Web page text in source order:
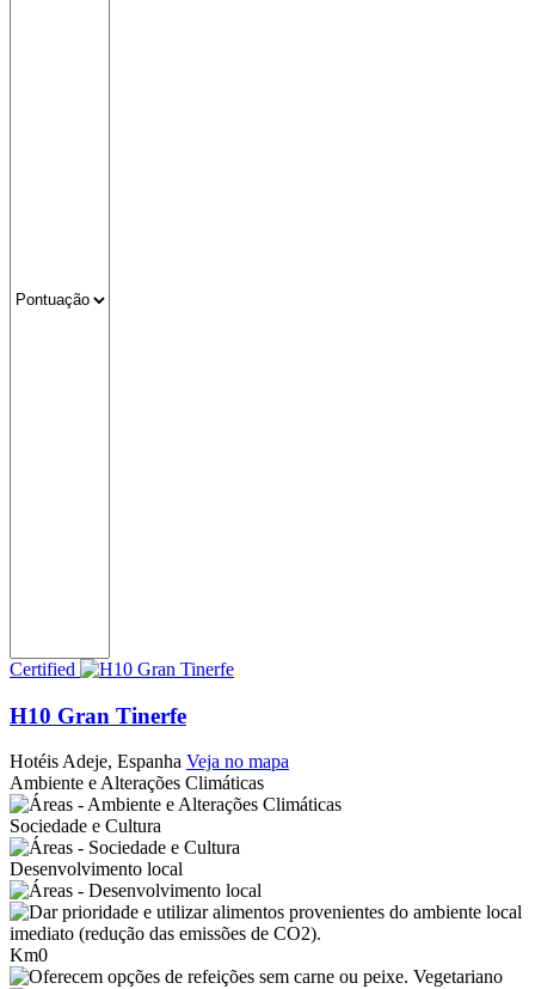
Certified
H10 Gran Tinerfe
Hotéis Adeje, Espanha Veja no mapa
Ambiente e Alterações Climáticas
Sociedade e Cultura
Desenvolvimento local
Km0
Vegetariano